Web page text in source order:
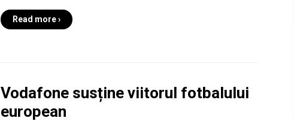
Read more ›
Vodafone susține viitorul fotbalului
european